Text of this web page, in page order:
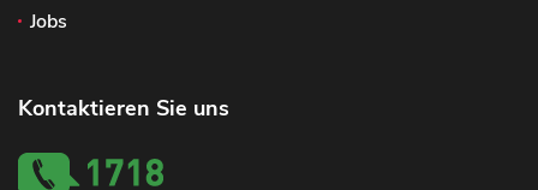
Jobs
Kontaktieren Sie uns